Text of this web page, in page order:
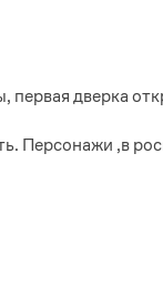
дверка
Персонажи ,в